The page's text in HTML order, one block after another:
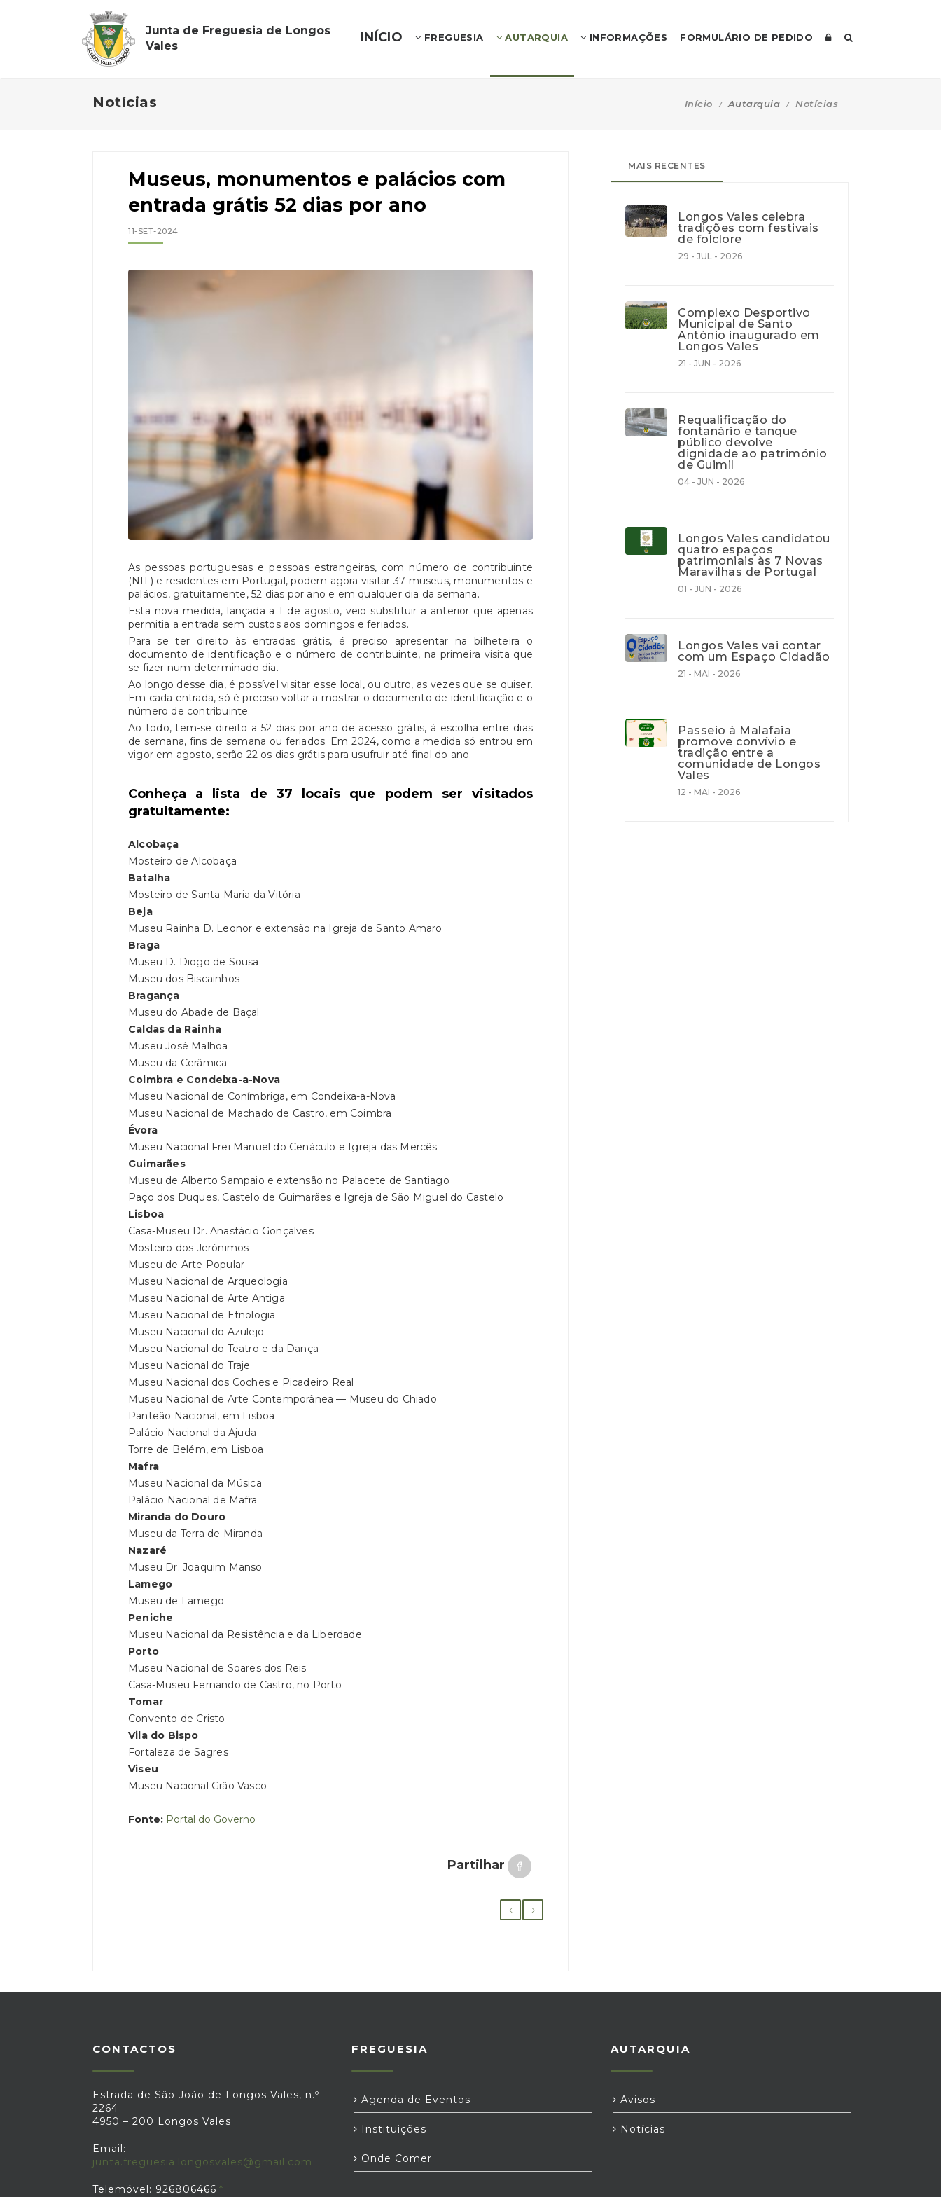
Junta de Freguesia de Longos
Vales
INÍCIO FREGUESIA AUTARQUIA INFORMAÇÕES FORMULÁRIO DE PEDIDO
Notícias Início Autarquia Notícias
Museus, monumentos e palácios com
entrada grátis 52 dias por ano
11-SET-2024
As pessoas portuguesas e pessoas estrangeiras, com número de contribuinte
(NIF) e residentes em Portugal, podem agora visitar 37 museus, monumentos e
palácios, gratuitamente, 52 dias por ano e em qualquer dia da semana.
Esta nova medida, lançada a 1 de agosto, veio substituir a anterior que apenas
permitia a entrada sem custos aos domingos e feriados.
Para se ter direito às entradas grátis, é preciso apresentar na bilheteira o
documento de identificação e o número de contribuinte, na primeira visita que
se fizer num determinado dia.
Ao longo desse dia, é possível visitar esse local, ou outro, as vezes que se quiser.
Em cada entrada, só é preciso voltar a mostrar o documento de identificação e o
número de contribuinte.
Ao todo, tem-se direito a 52 dias por ano de acesso grátis, à escolha entre dias
de semana, fins de semana ou feriados. Em 2024, como a medida só entrou em
vigor em agosto, serão 22 os dias grátis para usufruir até final do ano.
Conheça a lista de 37 locais que podem ser visitados
gratuitamente:
Alcobaça
Mosteiro de Alcobaça
Batalha
Mosteiro de Santa Maria da Vitória
Beja
Museu Rainha D. Leonor e extensão na Igreja de Santo Amaro
Braga
Museu D. Diogo de Sousa
Museu dos Biscainhos
Bragança
Museu do Abade de Baçal
Caldas da Rainha
Museu José Malhoa
Museu da Cerâmica
Coimbra e Condeixa-a-Nova
Museu Nacional de Conímbriga, em Condeixa-a-Nova
Museu Nacional de Machado de Castro, em Coimbra
Évora
Museu Nacional Frei Manuel do Cenáculo e Igreja das Mercês
Guimarães
Museu de Alberto Sampaio e extensão no Palacete de Santiago
Paço dos Duques, Castelo de Guimarães e Igreja de São Miguel do Castelo
Lisboa
Casa-Museu Dr. Anastácio Gonçalves
Mosteiro dos Jerónimos
Museu de Arte Popular
Museu Nacional de Arqueologia
Museu Nacional de Arte Antiga
Museu Nacional de Etnologia
Museu Nacional do Azulejo
Museu Nacional do Teatro e da Dança
Museu Nacional do Traje
Museu Nacional dos Coches e Picadeiro Real
Museu Nacional de Arte Contemporânea — Museu do Chiado
Panteão Nacional, em Lisboa
Palácio Nacional da Ajuda
Torre de Belém, em Lisboa
Mafra
Museu Nacional da Música
Palácio Nacional de Mafra
Miranda do Douro
Museu da Terra de Miranda
Nazaré
Museu Dr. Joaquim Manso
Lamego
Museu de Lamego
Peniche
Museu Nacional da Resistência e da Liberdade
Porto
Museu Nacional de Soares dos Reis
Casa-Museu Fernando de Castro, no Porto
Tomar
Convento de Cristo
Vila do Bispo
Fortaleza de Sagres
Viseu
Museu Nacional Grão Vasco
Fonte: Portal do Governo
Partilhar
MAIS RECENTES
Longos Vales celebra
tradições com festivais
de folclore
29 - JUL - 2026
Complexo Desportivo
Municipal de Santo
António inaugurado em
Longos Vales
21 - JUN - 2026
Requalificação do
fontanário e tanque
público devolve
dignidade ao património
de Guimil
04 - JUN - 2026
Longos Vales candidatou
quatro espaços
patrimoniais às 7 Novas
Maravilhas de Portugal
01 - JUN - 2026
Longos Vales vai contar
com um Espaço Cidadão
21 - MAI - 2026
Passeio à Malafaia
promove convívio e
tradição entre a
comunidade de Longos
Vales
12 - MAI - 2026
CONTACTOS
Estrada de São João de Longos Vales, n.º
2264
4950 – 200 Longos Vales
Email:
junta.freguesia.longosvales@gmail.com
Telemóvel: 926806466
FREGUESIA
Agenda de Eventos
Instituições
Onde Comer
AUTARQUIA
Avisos
Notícias